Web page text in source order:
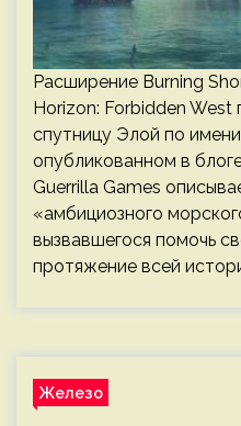
Расширение Burning
Horizon: Forbidden
спутницу Элой по
опубликованном в
Guerrilla Games
«амбициозного
вызвавшегося помочь
протяжение всей
Железо